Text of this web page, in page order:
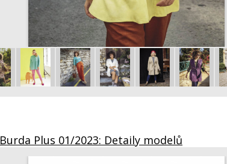
Burda Plus 01/2023: Detaily modelů